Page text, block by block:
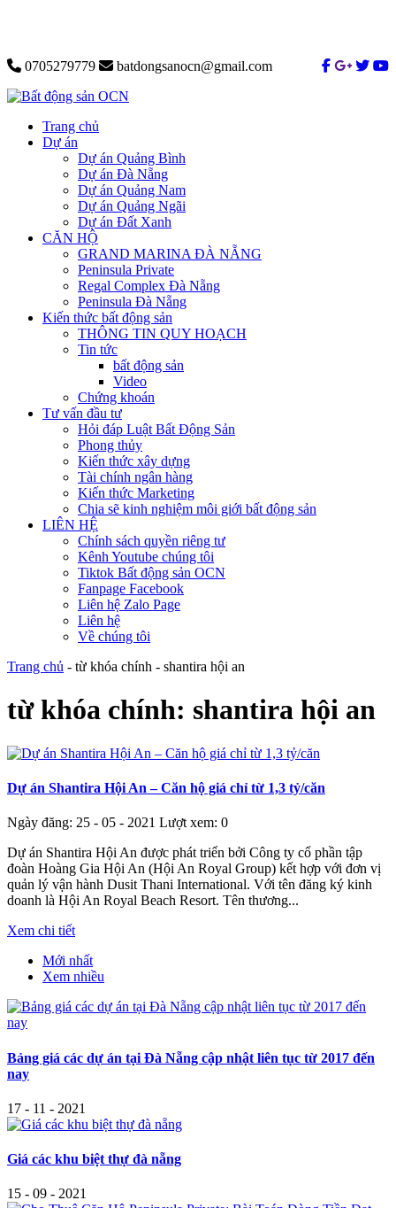
0705279779 batdongsanocn@gmail.com
Trang chủ
Dự án
Dự án Quảng Bình
Dự án Đà Nẵng
Dự án Quảng Nam
Dự án Quảng Ngãi
Dự án Đất Xanh
CĂN HỘ
GRAND MARINA ĐÀ NẴNG
Peninsula Private
Regal Complex Đà Nẵng
Peninsula Đà Nẵng
Kiến thức bất động sản
THÔNG TIN QUY HOẠCH
Tin tức
bất động sản
Video
Chứng khoán
Tư vấn đầu tư
Hỏi đáp Luật Bất Động Sản
Phong thủy
Kiến thức xây dựng
Tài chính ngân hàng
Kiến thức Marketing
Chia sẽ kinh nghiệm môi giới bất động sản
LIÊN HỆ
Chính sách quyền riêng tư
Kênh Youtube chúng tôi
Tiktok Bất động sản OCN
Fanpage Facebook
Liên hệ Zalo Page
Liên hệ
Về chúng tôi
Trang chủ - từ khóa chính - shantira hội an
từ khóa chính: shantira hội an
Dự án Shantira Hội An – Căn hộ giá chỉ từ 1,3 tỷ/căn
Ngày đăng: 25 - 05 - 2021 Lượt xem: 0
Dự án Shantira Hội An được phát triển bởi Công ty cổ phần tập
đoàn Hoàng Gia Hội An (Hội An Royal Group) kết hợp với đơn vị
quản lý vận hành Dusit Thani International. Với tên đăng ký kinh
doanh là Hội An Royal Beach Resort. Tên thương...
Xem chi tiết
Mới nhất
Xem nhiều
Bảng giá các dự án tại Đà Nẵng cập nhật liên tục từ 2017 đến
nay
17 - 11 - 2021
Giá các khu biệt thự đà nẵng
15 - 09 - 2021